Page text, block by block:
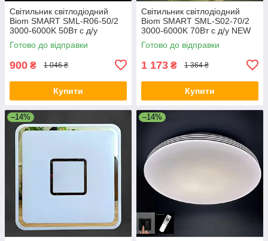
Світильник світлодіодний
Biom SMART SML-R06-50/2
3000-6000K 50Вт с д/у
Готово до відправки
900 ₴ 1 046 ₴
Купити
Світильник світлодіодний
Biom SMART SML-S02-70/2
3000-6000K 70Вт с д/у NEW
Готово до відправки
1 173 ₴ 1 364 ₴
Купити
–14% –14%